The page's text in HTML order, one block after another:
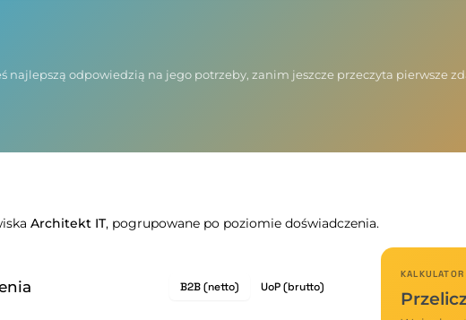
najlepszą odpowiedzią na jego potrzeby, zanim jeszcze przeczyta pierwsze
Architekt IT, pogrupowane po poziomie doświadczenia.
B2B (netto) UoP (brutto)
KALKULATOR